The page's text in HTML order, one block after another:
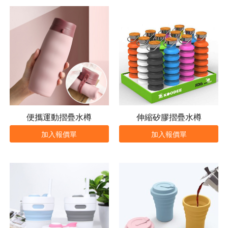
便攜運動摺疊水樽
加入報價單
伸縮矽膠摺疊水樽
加入報價單